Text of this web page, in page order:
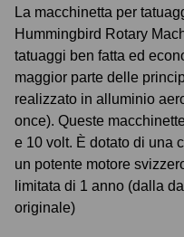
La macchinetta per
Hummingbird Rotary
tatuaggi ben fatta ed
maggior parte delle
realizzato in alluminio
once). Queste
e 10 volt. È dotato di una
un potente motore
limitata di 1 anno (dalla
originale)